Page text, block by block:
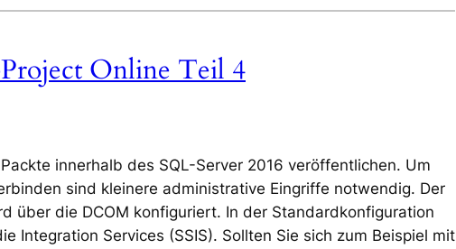
Online Teil 4
innerhalb des SQL-Server 2016 veröffentlichen. Um
sind kleinere administrative Eingriffe notwendig. Der
über die DCOM konfiguriert. In der Standardkonfiguration
Integration Services (SSIS). Sollten Sie sich zum Beispiel mit